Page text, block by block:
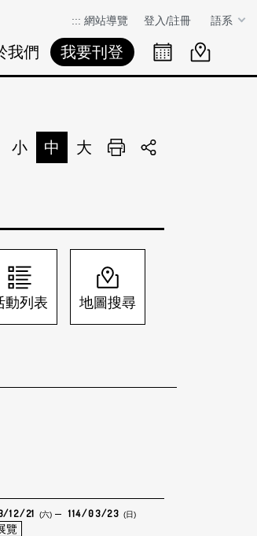
::: 網站導覽 登入/註冊 語系
我們 我要刊登 活動日曆活動地圖
小 中 大 列印
動列表 地圖搜尋
12/21 (六) 114/03/23 (日)
覽